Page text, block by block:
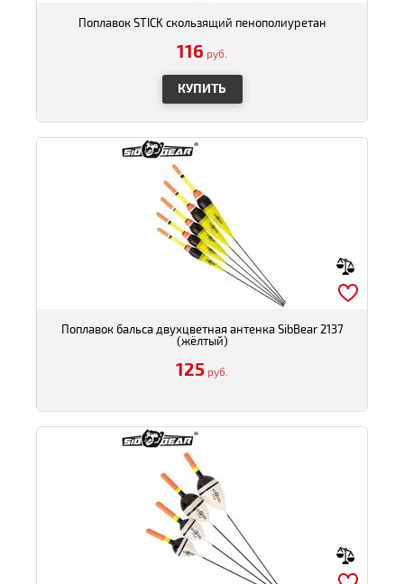
Поплавок STICK скользящий пенополиуретан
116 руб.
КУПИТЬ
Поплавок бальса двухцветная антенка SibBear 2137
(жёлтый)
125 руб.